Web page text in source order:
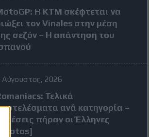
Η KTM σκέφτεται να
τον Vinales στην μέση
σεζόν – Η απάντηση του
Αύγουστος, 2026
Τελικά
ανά κατηγορία –
Τι θέσεις πήραν οι Έλληνες
[Photos]